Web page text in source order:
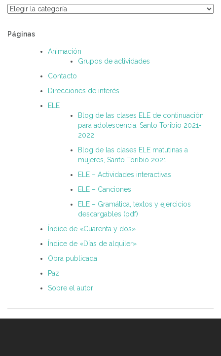
Categorías
Páginas
Animación
Grupos de actividades
Contacto
Direcciones de interés
ELE
Blog de las clases ELE de continuación
para adolescencia. Santo Toribio 2021-
2022
Blog de las clases ELE matutinas a
mujeres, Santo Toribio 2021
ELE – Actividades interactivas
ELE – Canciones
ELE – Gramática, textos y ejercicios
descargables (pdf)
Índice de «Cuarenta y dos»
Índice de «Días de alquiler»
Obra publicada
Paz
Sobre el autor